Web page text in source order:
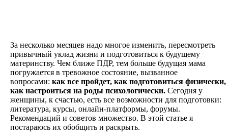
За несколько месяцев надо многое изменить, пересмотреть
привычный уклад жизни и подготовиться к будущему
материнству. Чем ближе ПДР, тем больше будущая мама
погружается в тревожное состояние, вызванное
вопросами: как все пройдет, как подготовиться физически,
как настроиться на роды психологически. Сегодня у
женщины, к счастью, есть все возможности для подготовки:
литература, курсы, онлайн-платформы, форумы.
Рекомендаций и советов множество. В этой статье я
постараюсь их обобщить и раскрыть.